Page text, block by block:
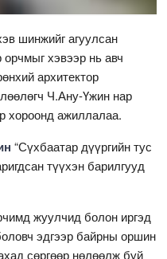
шинжийг агуулсан
хэвээр нь авч
архитектор
Ч.Ану-Үжин нар
хороонд ажиллалаа.
“Сүхбаатар дүүргийн тус
түүхэн барилгууд
жуулчид болон иргэд
эдгээр байрны оршин
сөргөөр нөлөөлж буй